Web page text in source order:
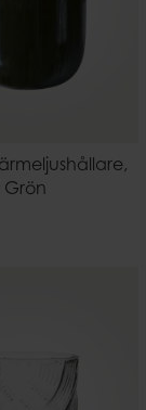
Grön